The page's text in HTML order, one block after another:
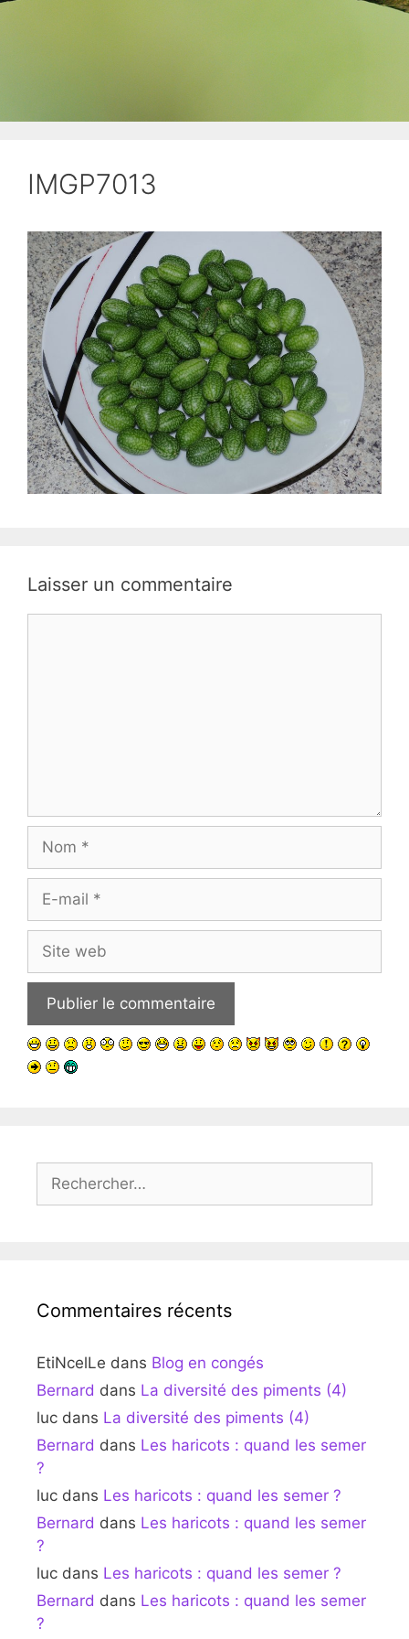
IMGP7013
Laisser un commentaire
mail
web
Commentaires récents
EtiNcelLe dans Blog en congés
Bernard dans La diversité des piments (4)
luc dans La diversité des piments (4)
Bernard dans Les haricots : quand les semer
?
luc dans Les haricots : quand les semer ?
Bernard dans Les haricots : quand les semer
?
luc dans Les haricots : quand les semer ?
Bernard dans Les haricots : quand les semer
?